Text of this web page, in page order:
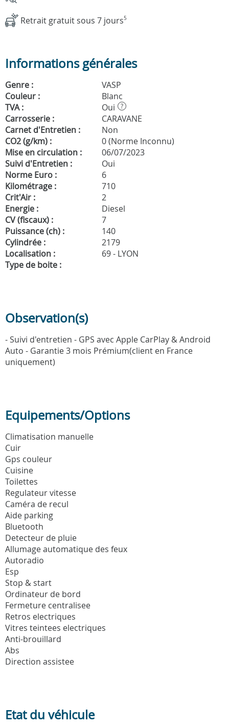
Retrait gratuit sous 7 jours5
Informations générales
Genre :
VASP
Couleur :
Blanc
TVA :
Oui ?
Carrosserie :
CARAVANE
Carnet d'Entretien :
Non
CO2 (g/km) :
0 (Norme Inconnu)
Mise en circulation :
06/07/2023
Suivi d'Entretien :
Oui
Norme Euro :
6
Kilométrage :
710
Crit'Air :
2
Energie :
Diesel
CV (fiscaux) :
7
Puissance (ch) :
140
Cylindrée :
2179
Localisation :
69 - LYON
Type de boite :
Observation(s)
- Suivi d'entretien - GPS avec Apple CarPlay & Android
Auto - Garantie 3 mois Prémium(client en France
uniquement)
Equipements/Options
Climatisation manuelle
Cuir
Gps couleur
Cuisine
Toilettes
Regulateur vitesse
Caméra de recul
Aide parking
Bluetooth
Detecteur de pluie
Allumage automatique des feux
Autoradio
Esp
Stop & start
Ordinateur de bord
Fermeture centralisee
Retros electriques
Vitres teintees electriques
Anti-brouillard
Abs
Direction assistee
Etat du véhicule